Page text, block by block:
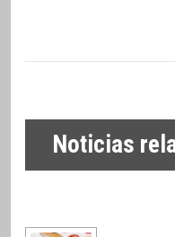
Noticias